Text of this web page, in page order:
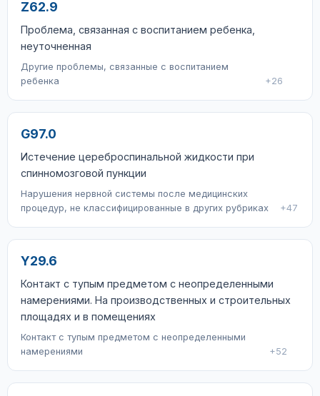
Z62.9
Проблема, связанная с воспитанием ребенка,
неуточненная
Другие проблемы, связанные с воспитанием
ребенка
+26
G97.0
Истечение цереброспинальной жидкости при
спинномозговой пункции
Нарушения нервной системы после медицинских
процедур, не классифицированные в других рубриках
+47
Y29.6
Контакт с тупым предметом с неопределенными
намерениями. На производственных и строительных
площадях и в помещениях
Контакт с тупым предметом с неопределенными
намерениями
+52